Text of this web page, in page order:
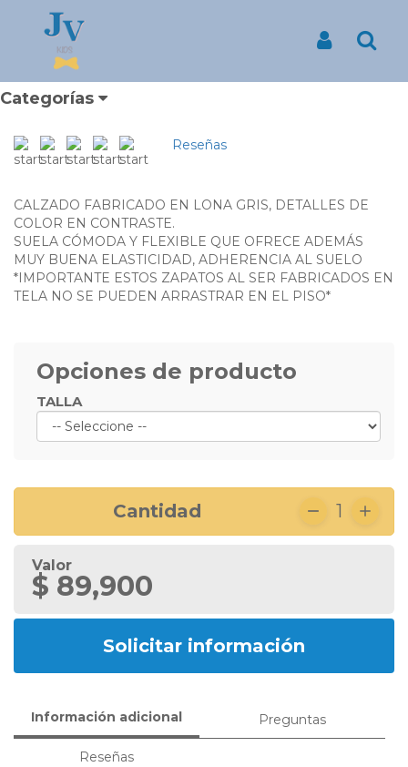
Categorías
Productos
ZAPATO DE NIÑO LONA
COLOR GRIS
¿DONDE PUEDO COMPRAR ZAPATOS?
Reseñas
CALZADO FABRICADO EN LONA GRIS, DETALLES DE
COLOR EN CONTRASTE.
SUELA CÓMODA Y FLEXIBLE QUE OFRECE ADEMÁS
MUY BUENA ELASTICIDAD, ADHERENCIA AL SUELO
*IMPORTANTE ESTOS ZAPATOS AL SER FABRICADOS EN
TELA NO SE PUEDEN ARRASTRAR EN EL PISO*
Opciones de producto
TALLA
Cantidad 1
Valor
$ 89,900
Solicitar información
Información adicional Preguntas
Reseñas